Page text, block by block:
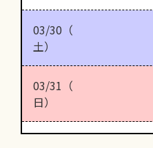
03/30（
土）
03/31（
日）